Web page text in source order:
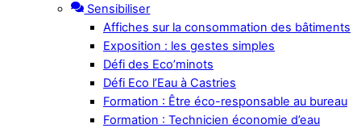
Sensibiliser
Affiches sur la consommation des bâtiments
Exposition : les gestes simples
Défi des Eco’minots
Défi Eco l’Eau à Castries
Formation : Être éco-responsable au bureau
Formation : Technicien économie d’eau